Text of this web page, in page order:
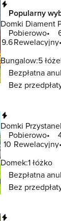
Popularny
Domki Diament
Pobierowo
9.6Rewelacyjny
Bungalow:5
Bezpłatna
Bez
Domki
Pobierowo
10 Rewelacyjny
Domek:1 łóżko
Bezpłatna
Bez